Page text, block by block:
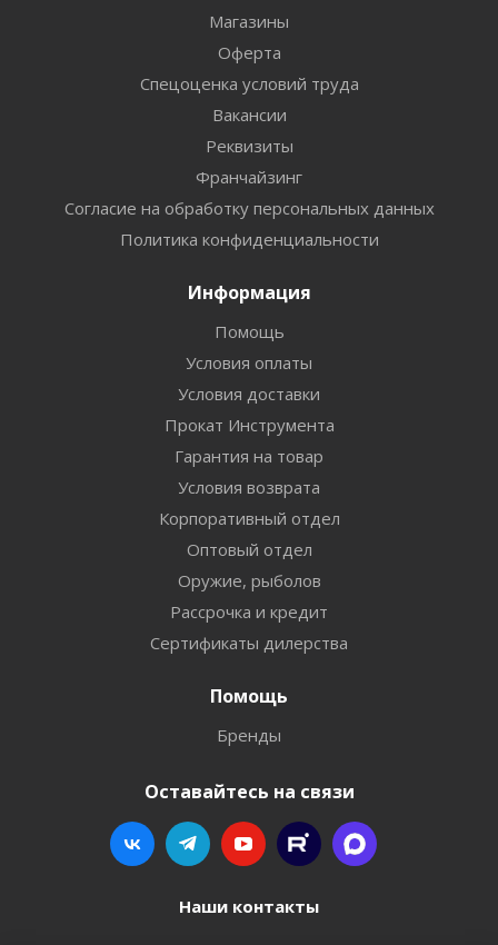
Магазины
Оферта
Спецоценка условий труда
Вакансии
Реквизиты
Франчайзинг
Согласие на обработку персональных данных
Политика конфиденциальности
Информация
Помощь
Условия оплаты
Условия доставки
Прокат Инструмента
Гарантия на товар
Условия возврата
Корпоративный отдел
Оптовый отдел
Оружие, рыболов
Рассрочка и кредит
Сертификаты дилерства
Помощь
Бренды
Оставайтесь на связи
Наши контакты